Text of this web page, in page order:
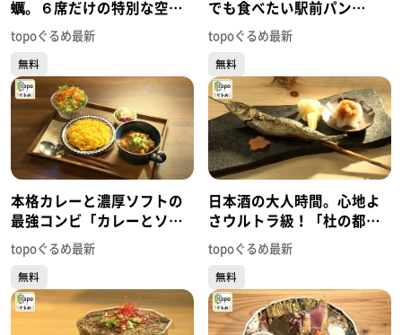
蠣。６席だけの特別な空間
「仙臺 牡蠣女将」（青葉区
中央）#454【topoぐるめ】
topoぐるめ最新
無料
でも食べたい駅前パン
「THE BREAD BAR」（若
林区荒井）#453【topoぐる
め】
topoぐるめ最新
無料
本格カレーと濃厚ソフトの
最強コンビ「カレーとソフ
トクリーム」（青葉区堤通
雨宮町）#452【topoぐる
め】
topoぐるめ最新
無料
日本酒の大人時間。心地よ
さウルトラ級！「杜の都の
炉端焼き うる虎」（青葉区
一番町）#451【topoぐる
め】
topoぐるめ最新
無料